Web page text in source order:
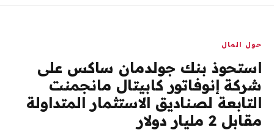
حول المال
استحوذ بنك جولدمان ساكس على
شركة إنوفاتور كابيتال مانجمنت
التابعة لصناديق الاستثمار المتداولة
مقابل 2 مليار دولار